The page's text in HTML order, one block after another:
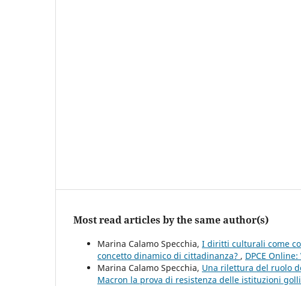
Most read articles by the same author(s)
Marina Calamo Specchia, I diritti culturali come
concetto dinamico di cittadinanza? , DPCE
Marina Calamo Specchia, Una rilettura del ruolo
Macron la prova di resistenza delle istituzioni